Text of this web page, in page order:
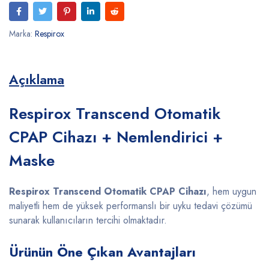
Marka: Respirox
Açıklama
Respirox Transcend Otomatik
CPAP Cihazı + Nemlendirici +
Maske
Respirox Transcend Otomatik CPAP Cihazı, hem uygun
maliyetli hem de yüksek performanslı bir uyku tedavi çözümü
sunarak kullanıcıların tercihi olmaktadır.
Ürünün Öne Çıkan Avantajları